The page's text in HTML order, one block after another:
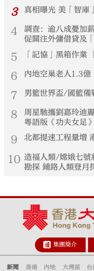
3 真相曝光 美「智庫
4
調查：逾八成憂加
促關注外傭借貸及「
5 「記協」黑箱作業
6 內地空巢老人1.3億
7 男籃世界盃/國籃
8
周星馳攜劉嘉玲迪
粵語版《功夫女足》
9 北都提速工程量增
10 造福人類/嫦娥七號
勘探 鋪路人類登月
集團簡介
新聞 香港 內地 大灣區 台